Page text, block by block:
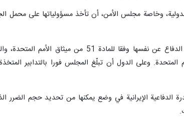
وخاصة مجلس الأمن، أن تأخذ مسؤولياتها على محمل
واشار عابدي انه يحق للدولة التي يتم الاعتداء
وعلى الدول أن تبلّغ المجلس فورا بالتدابير
الدفاعية الإيرانية في وضع يمكنها من تحديد حجم الضرر